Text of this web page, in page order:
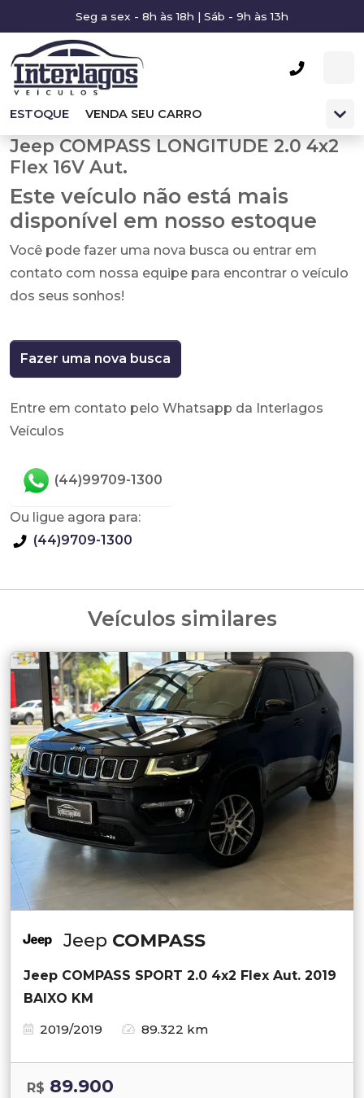
Seg a sex - 8h às 18h | Sáb - 9h às 13h
ESTOQUE VENDA SEU CARRO
Jeep COMPASS LONGITUDE 2.0 4x2
Flex 16V Aut.
Este veículo não está mais
disponível em nosso estoque
Você pode fazer uma nova busca ou entrar em
contato com nossa equipe para encontrar o veículo
dos seus sonhos!
Fazer uma nova busca
Entre em contato pelo Whatsapp da Interlagos
Veículos
(44)99709-1300
Ou ligue agora para:
(44)9709-1300
Veículos similares
Jeep COMPASS
Jeep COMPASS SPORT 2.0 4x2 Flex Aut. 2019
BAIXO KM
2019/2019
89.322 km
R$ 89.900